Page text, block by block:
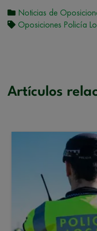
Noticias de
Oposiciones Policía
Artículos